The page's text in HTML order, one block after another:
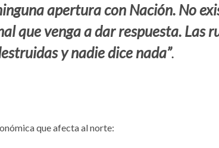
apertura con Nación. No
que venga a dar respuesta. Las
y nadie dice nada”.
que afecta al norte: